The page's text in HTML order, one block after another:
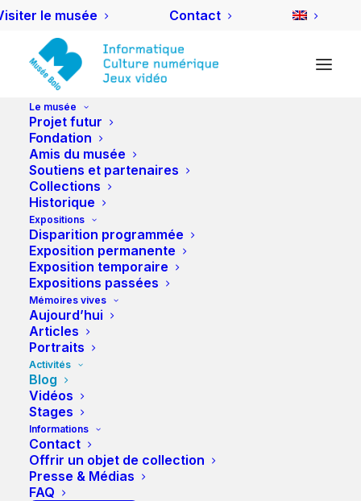
le musée Contact
Le musée
Projet futur
Fondation
Amis du musée
Soutiens et partenaires
Collections
Historique
Expositions
Disparition programmée
Exposition permanente
Exposition temporaire
Expositions passées
Mémoires vives
Aujourd’hui
Articles
Portraits
Activités
Blog
Vidéos
Stages
Informations
Contact
Offrir un objet de collection
Presse & Médias
FAQ
Blog
TOUS
EVÉNEMENTS
NUIT DES MUSÉES
PROJETS